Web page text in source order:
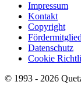
Impressum
Kontakt
Copyright
Datenschutz
Cookie
© 1993 - 2026